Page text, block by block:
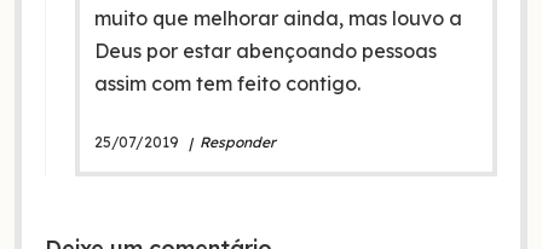
muito que melhorar ainda, mas louvo a
Deus por estar abençoando pessoas
assim com tem feito contigo.
25/07/2019 Responder